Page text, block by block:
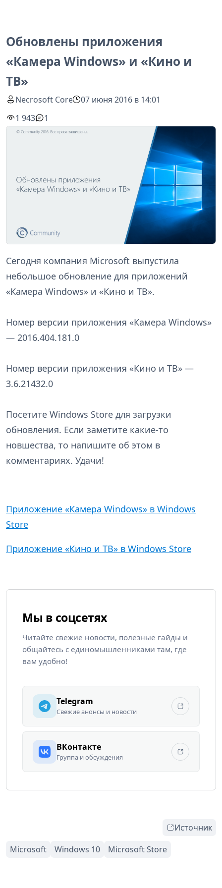
Обновлены приложения
«Камера Windows» и «Кино и
ТВ»
Necrosoft Core
07 июня 2016 в 14:01
1 943
1
Сегодня компания Microsoft выпустила
небольшое обновление для приложений
«Камера Windows» и «Кино и ТВ».
Номер версии приложения «Камера Windows»
— 2016.404.181.0
Номер версии приложения «Кино и ТВ» —
3.6.21432.0
Посетите Windows Store для загрузки
обновления. Если заметите какие-то
новшества, то напишите об этом в
комментариях. Удачи!
Приложение «Камера Windows» в Windows
Store
Приложение «Кино и ТВ» в Windows Store
Мы в соцсетях
Читайте свежие новости, полезные гайды и
общайтесь с единомышленниками там, где
вам удобно!
Telegram
Свежие анонсы и новости
ВКонтакте
Группа и обсуждения
Источник